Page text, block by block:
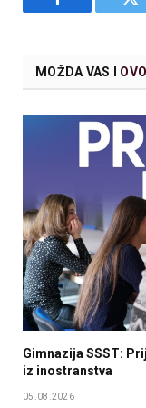
Facebook
MOŽDA VAS I
Gimnazija SSST:
iz inostranstva
05.08.2026